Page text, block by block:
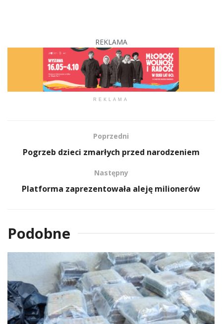
REKLAMA
REKLAMA
Poprzedni
Pogrzeb dzieci zmarłych przed narodzeniem
Następny
Platforma zaprezentowała aleję milionerów
Podobne